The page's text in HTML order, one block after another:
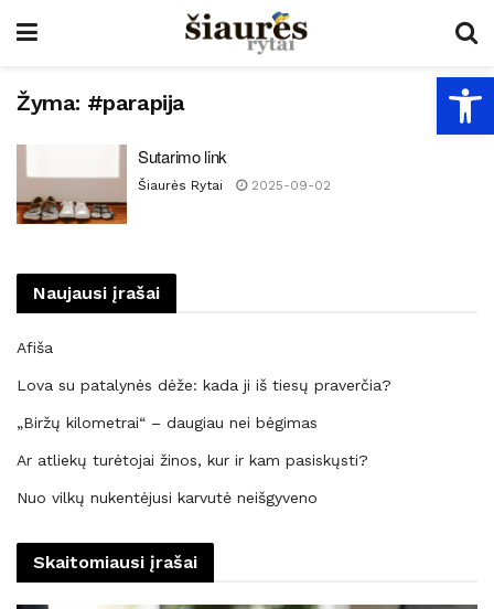
Žyma: #parapija
Sutarimo link
Šiaurės Rytai 2025-09-02
Naujausi įrašai
Afiša
Lova su patalynės dėže: kada ji iš tiesų praverčia?
„Biržų kilometrai“ – daugiau nei bėgimas
Ar atliekų turėtojai žinos, kur ir kam pasiskųsti?
Nuo vilkų nukentėjusi karvutė neišgyveno
Skaitomiausi įrašai